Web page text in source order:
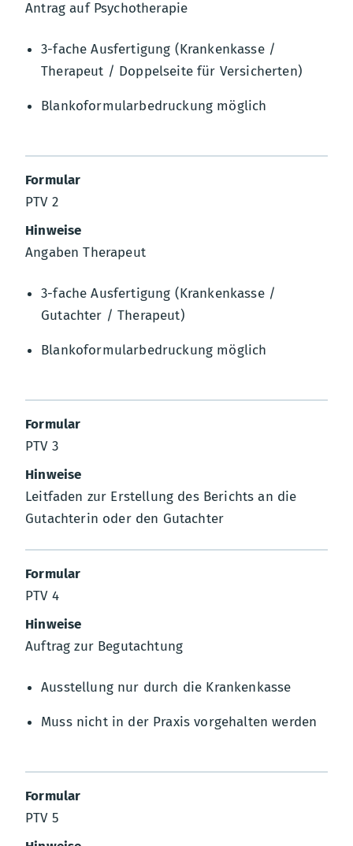
Antrag auf Psychotherapie
3-fache Ausfertigung (Krankenkasse /
Therapeut / Doppelseite für Versicherten)
Blankoformularbedruckung möglich
PTV 2
Angaben Therapeut
3-fache Ausfertigung (Krankenkasse /
Gutachter / Therapeut)
Blankoformularbedruckung möglich
PTV 3
Leitfaden zur Erstellung des Berichts an die
Gutachterin oder den Gutachter
PTV 4
Auftrag zur Begutachtung
Ausstellung nur durch die Krankenkasse
Muss nicht in der Praxis vorgehalten werden
PTV 5